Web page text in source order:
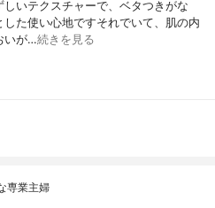
いテクスチャーで、ベタつきがな
た使い心地ですそれでいて、肌の内
いが…続きを見る
専業主婦